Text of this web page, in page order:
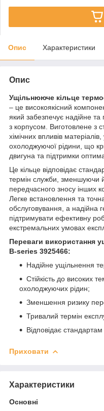
Опис Характеристики
Опис
Ущільнююче кільце
– це високоякісний
який забезпечує надійне
з корпусом. Виготовлене з
хімічних впливів
охолоджуючої рідини, що
двигуна та підтримки
Це кільце відповідає
термін служби, зменшуючи
передчасного зносу інших
Легке встановлення та
обслуговування, а надійна
підтримувати ефективну
екстремальних умовах
Переваги використання
B-series 3925466:
Надійне ущільнення
Стійкість до високих
охолоджуючих рідин;
Зменшення ризику
Тривалий термін
Відповідає
Приховати
Характеристики
Основні